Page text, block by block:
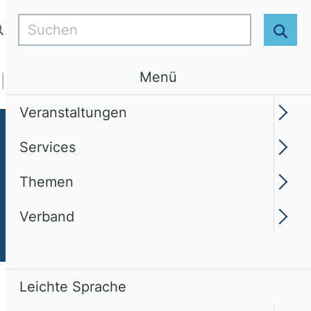
Login DE
Themen Verband
Suchen
Menü
Veranstaltungen
Services
Themen
Verband
Leichte Sprache